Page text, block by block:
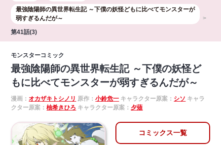
最強陰陽師の異世界転生記 ～下僕の妖怪どもに比べてモンスターが
弱すぎるんだが～
第41話(3)
モンスターコミック
最強陰陽師の異世界転生記 ～下僕の妖怪ど
もに比べてモンスターが弱すぎるんだが～
漫画：オカザキトシノリ 原作：小鈴危一 キャラクター原案： シソ キャラ
クター原案：柚希きひろ キャラクター原案： 夕薙
コミックス一覧